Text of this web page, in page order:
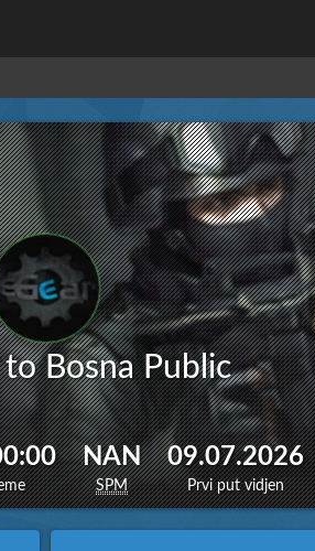
Bosna Public
NAN
SPM
09.07.2026
Prvi put vidjen